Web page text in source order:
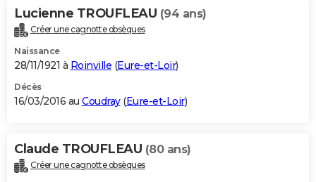
Lucienne TROUFLEAU (94 ans)
Créer une cagnotte obsèques
Naissance
28/11/1921 à Roinville (Eure-et-Loir)
Décès
16/03/2016 au Coudray(Eure-et-Loir)
Claude TROUFLEAU (80 ans)
Créer une cagnotte obsèques